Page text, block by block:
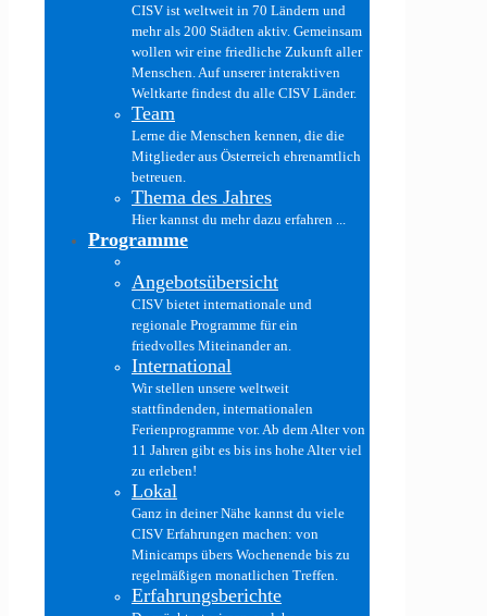
CISV ist weltweit in 70 Ländern und
mehr als 200 Städten aktiv. Gemeinsam
wollen wir eine friedliche Zukunft aller
Menschen. Auf unserer interaktiven
Weltkarte findest du alle CISV Länder.
Team
Lerne die Menschen kennen, die die
Mitglieder aus Österreich ehrenamtlich
betreuen.
Thema des Jahres
Hier kannst du mehr dazu erfahren ...
Programme
Angebotsübersicht
CISV bietet internationale und
regionale Programme für ein
friedvolles Miteinander an.
International
Wir stellen unsere weltweit
stattfindenden, internationalen
Ferienprogramme vor. Ab dem Alter von
11 Jahren gibt es bis ins hohe Alter viel
zu erleben!
Lokal
Ganz in deiner Nähe kannst du viele
CISV Erfahrungen machen: von
Minicamps übers Wochenende bis zu
regelmäßigen monatlichen Treffen.
Erfahrungsberichte